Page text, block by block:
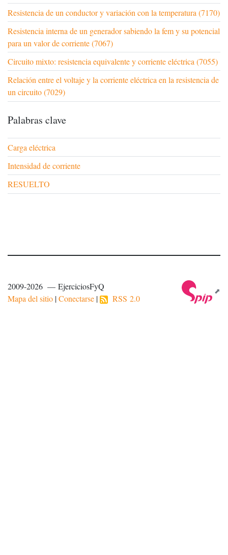
Resistencia de un conductor y variación con la temperatura (7170)
Resistencia interna de un generador sabiendo la fem y su potencial
para un valor de corriente (7067)
Circuito mixto: resistencia equivalente y corriente eléctrica (7055)
Relación entre el voltaje y la corriente eléctrica en la resistencia de
un circuito (7029)
Palabras clave
Carga eléctrica
Intensidad de corriente
RESUELTO
2009-2026 — EjerciciosFyQ
Mapa del sitio |Conectarse | RSS 2.0